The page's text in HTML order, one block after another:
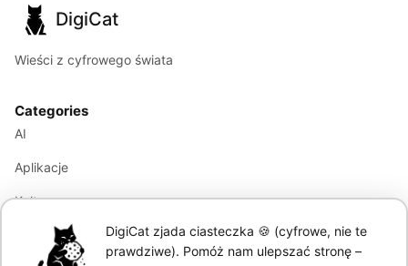
DigiCat
Wieści z cyfrowego świata
Categories
AI
Aplikacje
Kultura
Marketing
DigiCat zjada ciasteczka 🍪 (cyfrowe, nie te
prawdziwe). Pomóż nam ulepszać stronę –